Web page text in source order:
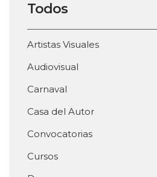
Todos
Artistas Visuales
Audiovisual
Carnaval
Casa del Autor
Convocatorias
Cursos